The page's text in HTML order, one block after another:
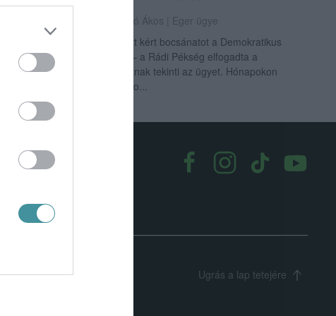
HÚZÓDÓ KONFLIKTUSA
| Csarnó Ákos |
Eger ügye
Az Egri Járásbíróság előtt kért bocsánatot a Demokratikus
Koalíció egri szervezete – a Rádi Pékség elfogadta a
bocsánatkérést, és lezártnak tekinti az ügyet. Hónapokon
át tartó jogi csörte után po...
|Médiaajánlat Ugrás a lap tetejére